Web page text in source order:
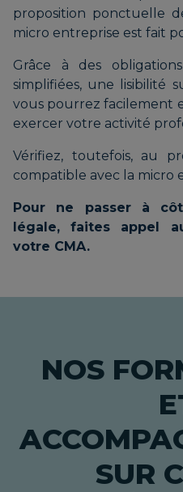
proposition ponctuelle
micro entreprise est fait
Grâce à des
simplifiées, une lisibilité
vous pourrez facilement
exercer votre activité
Vérifiez, toutefois, au
compatible avec la micro
Pour ne passer à
légale, faites appel
votre CMA.
NOS
SUR